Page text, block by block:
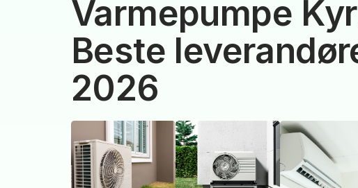
Varmepumpe
Beste
2026